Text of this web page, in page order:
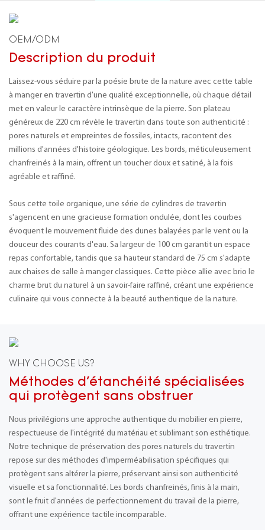
OEM/ODM
Description du produit
Laissez-vous séduire par la poésie brute de la nature avec cette table
à manger en travertin d'une qualité exceptionnelle, où chaque détail
met en valeur le caractère intrinsèque de la pierre. Son plateau
généreux de 220 cm révèle le travertin dans toute son authenticité :
pores naturels et empreintes de fossiles, intacts, racontent des
millions d'années d'histoire géologique. Les bords, méticuleusement
chanfreinés à la main, offrent un toucher doux et satiné, à la fois
agréable et raffiné.
Sous cette toile organique, une série de cylindres de travertin
s'agencent en une gracieuse formation ondulée, dont les courbes
évoquent le mouvement fluide des dunes balayées par le vent ou la
douceur des courants d'eau. Sa largeur de 100 cm garantit un espace
repas confortable, tandis que sa hauteur standard de 75 cm s'adapte
aux chaises de salle à manger classiques. Cette pièce allie avec brio le
charme brut du naturel à un savoir-faire raffiné, créant une expérience
culinaire qui vous connecte à la beauté authentique de la nature.
WHY CHOOSE US?
Méthodes d'étanchéité spécialisées
qui protègent sans obstruer
Nous privilégions une approche authentique du mobilier en pierre,
respectueuse de l'intégrité du matériau et sublimant son esthétique.
Notre technique de préservation des pores naturels du travertin
repose sur des méthodes d'imperméabilisation spécifiques qui
protègent sans altérer la pierre, préservant ainsi son authenticité
visuelle et sa fonctionnalité. Les bords chanfreinés, finis à la main,
sont le fruit d'années de perfectionnement du travail de la pierre,
offrant une expérience tactile incomparable.